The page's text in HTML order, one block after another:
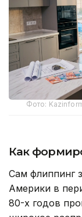
Фото:
Как
Сам флиппинг
Америки в
80-х годов